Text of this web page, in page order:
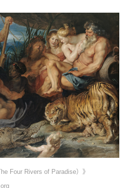
Four Rivers of Paradise）》